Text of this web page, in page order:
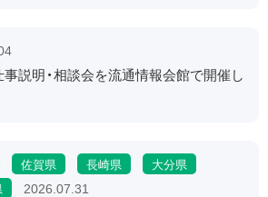
説明・相談会を流通情報会館で開催し
佐賀県 長崎県
大分県
2026.07.31